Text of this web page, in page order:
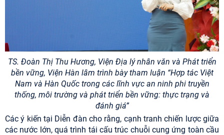
TS. Đoàn Thị Thu Hương, Viện Địa lý nhân văn và Phát triển
bền vững, Viện Hàn lâm trình bày tham luận “Hợp tác Việt
Nam và Hàn Quốc trong các lĩnh vực an ninh phi truyền
thống, môi trường và phát triển bền vững: thực trạng và
đánh giá”
Các ý kiến tại Diễn đàn cho rằng, cạnh tranh chiến lược giữa
các nước lớn, quá trình tái cấu trúc chuỗi cung ứng toàn cầu